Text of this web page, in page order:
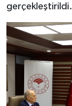
gerçekleştirildi.